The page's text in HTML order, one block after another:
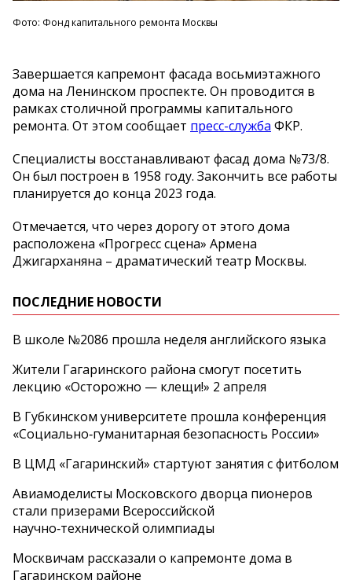
Фото: Фонд капитального ремонта Москвы
Завершается капремонт фасада восьмиэтажного
дома на Ленинском проспекте. Он проводится в
рамках столичной программы капитального
ремонта. От этом сообщает пресс-служба ФКР.
Специалисты восстанавливают фасад дома №73/8.
Он был построен в 1958 году. Закончить все работы
планируется до конца 2023 года.
Отмечается, что через дорогу от этого дома
расположена «Прогресс сцена» Армена
Джигарханяна – драматический театр Москвы.
ПОСЛЕДНИЕ НОВОСТИ
В школе №2086 прошла неделя английского языка
Жители Гагаринского района смогут посетить
лекцию «Осторожно — клещи!» 2 апреля
В Губкинском университете прошла конференция
«Социально‑гуманитарная безопасность России»
В ЦМД «Гагаринский» стартуют занятия с фитболом
Авиамоделисты Московского дворца пионеров
стали призерами Всероссийской
научно‑технической олимпиады
Москвичам рассказали о капремонте дома в
Гагаринском районе